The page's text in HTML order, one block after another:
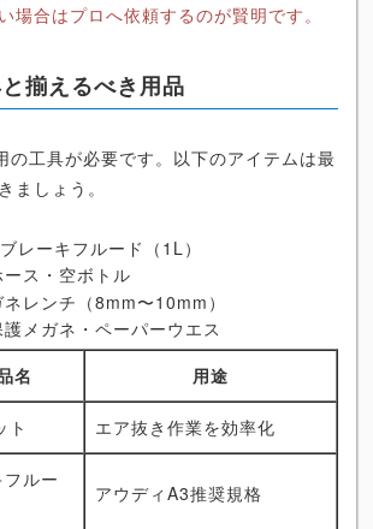
場合はプロへ依頼するのが賢明です。
揃えるべき用品
の工具が必要です。以下のアイテムは最
ましょう。
レーキフルード（1L）
ス・空ボトル
レンチ（8mm〜10mm）
メガネ・ペーパーウエス
名
用途
ト エア抜き作業を効率化
ルー
アウディA3推奨規格